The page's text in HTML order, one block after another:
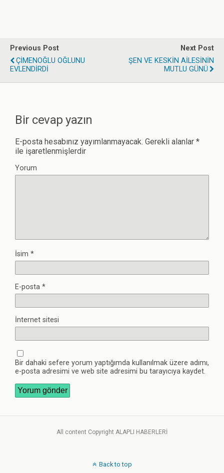
Previous Post
ÇİMENOĞLU OĞLUNU
EVLENDİRDİ
Next Post
ŞEN VE KESKİN AİLESİNİN
MUTLU GÜNÜ
Bir cevap yazın
E-posta hesabınız yayımlanmayacak. Gerekli alanlar *
ile işaretlenmişlerdir
Yorum
İsim *
E-posta *
İnternet sitesi
Bir dahaki sefere yorum yaptığımda kullanılmak üzere adımı,
e-posta adresimi ve web site adresimi bu tarayıcıya kaydet.
All content Copyright ALAPLI HABERLERİ
Back to top